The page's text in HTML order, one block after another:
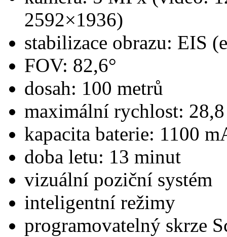
2592×1936)
stabilizace obrazu: EIS
FOV: 82,6°
dosah: 100 metrů
maximální rychlost:
kapacita baterie: 1100
doba letu: 13 minut
vizuální poziční systém
inteligentní režimy
programovatelný skrze